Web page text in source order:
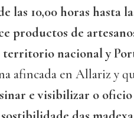
las 10,00 horas hasta
productos de
territorio nacional y
afincada en Allariz y
e visibilizar o